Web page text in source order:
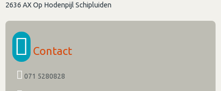
2636 AXOp Hodenpijl Schipluiden
Contact
071 5280828